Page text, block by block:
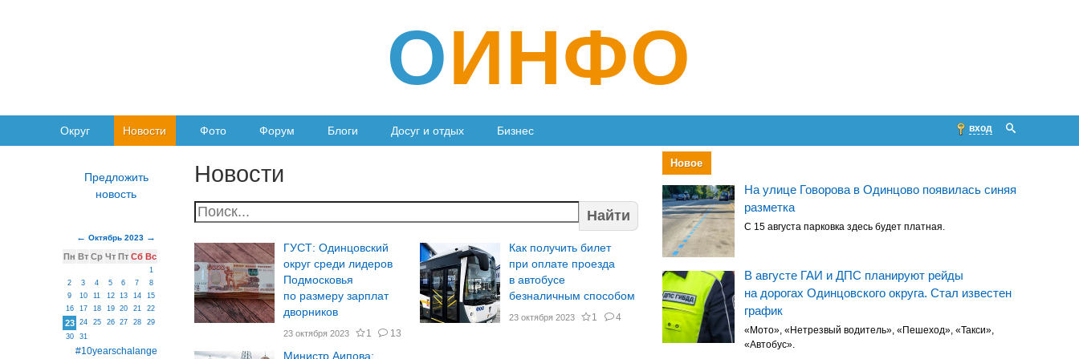
ОИНФО
Округ Новости Фото Форум Блоги Досуг и отдых Бизнес вход
Новости
Найти
ГУСТ: Одинцовский
округ среди лидеров
Подмосковья
по размеру зарплат
дворников
23 октября 2023 1 13
Как получить билет
при оплате проезда
в автобусе
безналичным способом
23 октября 2023 1 4
Министр Аипова:
Октябрь 2023
Пн Вт Ср Чт Пт Сб Вс
1
2
3 4 5 6 7
8
9
10 11 12 13 14
15
16
17 18 19 20 21 22
23 24 25 26 27 28
29
30
31
#10yearschalange
Новое
На улице Говорова в Одинцово появилась синяя
разметка
С 15 августа парковка здесь будет платная.
В августе ГАИ и ДПС планируют рейды
на дорогах Одинцовского округа. Стал известен
график
«Мото», «Нетрезвый водитель», «Пешеход», «Такси»,
«Автобус».